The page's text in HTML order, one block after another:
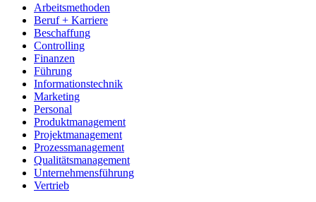
Arbeitsmethoden
Beruf + Karriere
Beschaffung
Controlling
Finanzen
Führung
Informationstechnik
Marketing
Personal
Produktmanagement
Projektmanagement
Prozessmanagement
Qualitätsmanagement
Unternehmensführung
Vertrieb